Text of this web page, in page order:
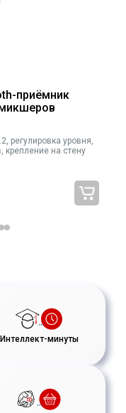
приёмник
регулировка уровня,
крепление на стену
Интеллект-минуты